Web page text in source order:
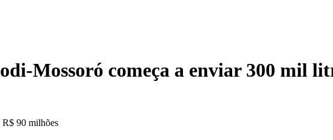
Mossoró começa a enviar 300 mil
R$ 90 milhões